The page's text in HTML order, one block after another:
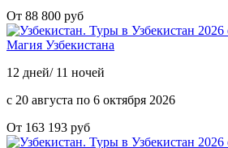
От 88 800 руб
Магия Узбекистана
12 дней/ 11 ночей
с 20 августа по 6 октября 2026
От 163 193 руб